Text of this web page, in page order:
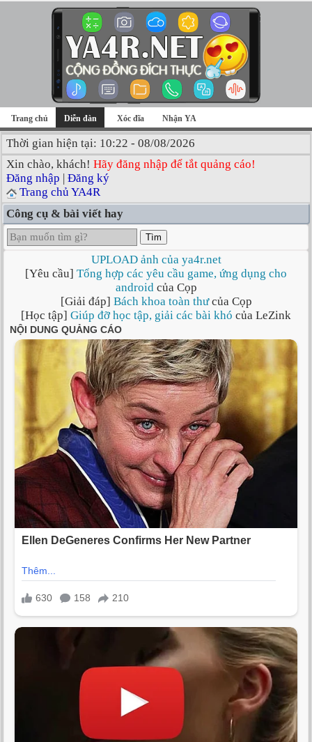
Trang chủ Diễn đàn Xóc đĩa Nhận YA
Thời gian hiện tại: 10:22 - 08/08/2026
Xin chào, khách! Hãy đăng nhập để tắt quảng cáo!
Đăng nhập | Đăng ký
Trang chủ YA4R
Công cụ & bài viết hay
Tìm
UPLOAD ảnh của ya4r.net
[Yêu cầu] Tổng hợp các yêu cầu game, ứng dụng cho
androidcủa Cọp
[Giải đáp] Bách khoa toàn thưcủa Cọp
[Học tập] Giúp đỡ học tập, giải các bài khó của LeZink